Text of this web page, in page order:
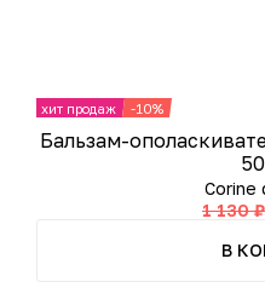
хит продаж -10%
Бальзам-
Corine
1 130 ₽
В